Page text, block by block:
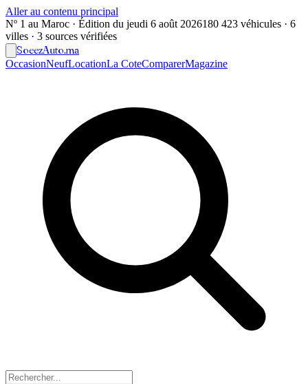
Aller au contenu principal
Nº 1 au Maroc · Édition du jeudi 6 août 2026180 423 véhicules · 6
villes · 3 sources vérifiées
SoeezAuto.ma
OccasionNeufLocationLa CoteComparerMagazine